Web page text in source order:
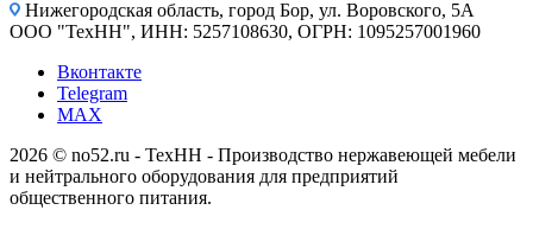
Нижегородская область, город Бор, ул. Воровского, 5А
ООО "ТехНН", ИНН: 5257108630, ОГРН: 1095257001960
Вконтакте
Telegram
MAX
2026 © no52.ru - ТехНН - Производство нержавеющей мебели
и нейтрального оборудования для предприятий
общественного питания.